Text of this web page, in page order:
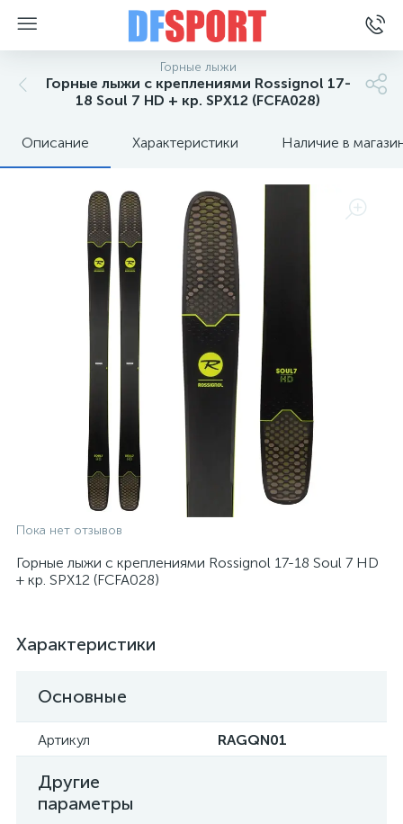
Горные лыжи
Горные лыжи с креплениями Rossignol 17-
18 Soul 7 HD + кр. SPX12 (FCFA028)
Описание Характеристики Наличие в
Пока нет отзывов
Горные лыжи с креплениями Rossignol 17-18 Soul 7 HD
+ кр. SPX12 (FCFA028)
Характеристики
Основные
Артикул RAGQN01
Другие
параметры